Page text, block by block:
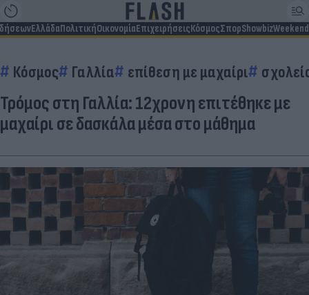
ΕλλάδαΠολιτικήΟικονομίαΕπιχειρήσειςΚόσμοςΣπορShowbizWeekend
Κόσμος Γαλλία επίθεση με μαχαίρι
Τρόμος στη Γαλλία: 12χρονη επιτέθηκε με
μαχαίρι σε δασκάλα μέσα στο μάθημα